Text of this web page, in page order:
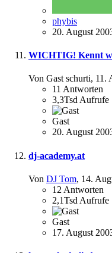
phybis
20. August
WICHTIG! Kennt
Von Gast schurti, 11.
11 Antworten
3,3TsdAufrufe
Gast
20. August
dj-academy.at
Von DJ Tom, 14.
12 Antworten
2,1Tsd Aufrufe
Gast
17. August